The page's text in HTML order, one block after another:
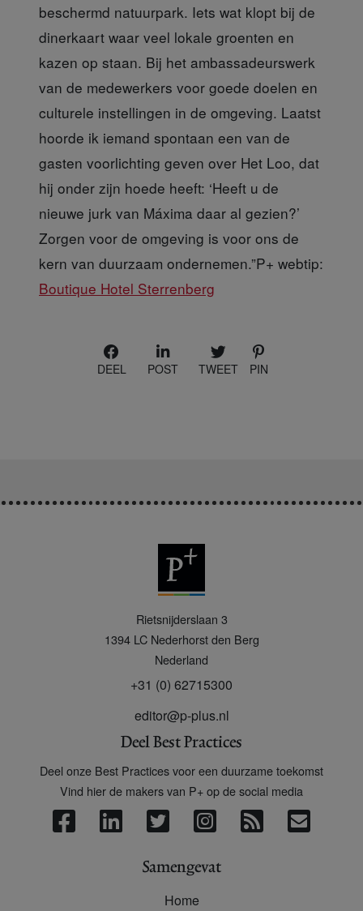
beschermd natuurpark. Iets wat klopt bij de
dinerkaart waar veel lokale groenten en
kazen op staan. Bij het ambassadeurswerk
van de medewerkers voor goede doelen en
culturele instellingen in de omgeving. Laatst
hoorde ik iemand spontaan een van de
gasten voorlichting geven over Het Loo, dat
hij onder zijn hoede heeft: ‘Heeft u de
nieuwe jurk van Máxima daar al gezien?’
Zorgen voor de omgeving is voor ons de
kern van duurzaam ondernemen.”P+ webtip:
Boutique Hotel Sterrenberg
DEEL POST TWEET PIN
Rietsnijderslaan 3
1394 LC Nederhorst den Berg
Nederland
+31 (0) 62715300
editor@p-plus.nl
Deel Best Practices
Deel onze Best Practices voor een duurzame toekomst
Vind hier de makers van P+ op de social media
Samengevat
Home